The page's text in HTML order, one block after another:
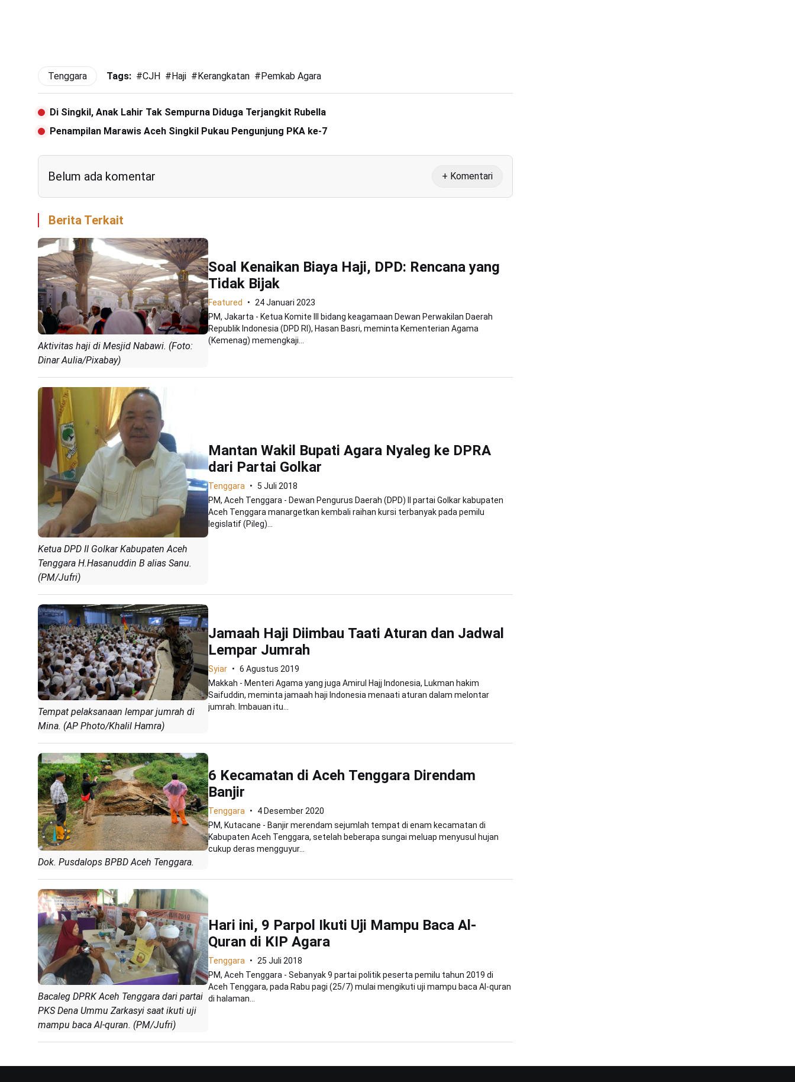
Tenggara Tags: #CJH # Haji # Kerangkatan # Pemkab Agara
Di Singkil, Anak Lahir Tak Sempurna Diduga Terjangkit Rubella
Penampilan Marawis Aceh Singkil Pukau Pengunjung PKA ke-7
Belum ada komentar + Komentari
Berita Terkait
Aktivitas haji di Mesjid Nabawi. (Foto:
Dinar Aulia/Pixabay)
Soal Kenaikan Biaya Haji, DPD: Rencana yang
Tidak Bijak
Featured
24 Januari 2023
PM, Jakarta - Ketua Komite III bidang keagamaan Dewan Perwakilan Daerah
Republik Indonesia (DPD RI), Hasan Basri, meminta Kementerian Agama
(Kemenag) memengkaji...
Ketua DPD II Golkar Kabupaten Aceh
Tenggara H.Hasanuddin B alias Sanu.
(PM/Jufri)
Mantan Wakil Bupati Agara Nyaleg ke DPRA
dari Partai Golkar
Tenggara
5 Juli 2018
PM, Aceh Tenggara - Dewan Pengurus Daerah (DPD) II partai Golkar kabupaten
Aceh Tenggara manargetkan kembali raihan kursi terbanyak pada pemilu
legislatif (Pileg)...
Tempat pelaksanaan lempar jumrah di
Mina. (AP Photo/Khalil Hamra)
Jamaah Haji Diimbau Taati Aturan dan Jadwal
Lempar Jumrah
Syiar
6 Agustus 2019
Makkah - Menteri Agama yang juga Amirul Hajj Indonesia, Lukman hakim
Saifuddin, meminta jamaah haji Indonesia menaati aturan dalam melontar
jumrah. Imbauan itu...
Dok. Pusdalops BPBD Aceh Tenggara.
6 Kecamatan di Aceh Tenggara Direndam
Banjir
Tenggara
4 Desember 2020
PM, Kutacane - Banjir merendam sejumlah tempat di enam kecamatan di
Kabupaten Aceh Tenggara, setelah beberapa sungai meluap menyusul hujan
cukup deras mengguyur...
Bacaleg DPRK Aceh Tenggara dari partai
PKS Dena Ummu Zarkasyi saat ikuti uji
mampu baca Al-quran. (PM/Jufri)
Hari ini, 9 Parpol Ikuti Uji Mampu Baca Al-
Quran di KIP Agara
Tenggara
25 Juli 2018
PM, Aceh Tenggara - Sebanyak 9 partai politik peserta pemilu tahun 2019 di
Aceh Tenggara, pada Rabu pagi (25/7) mulai mengikuti uji mampu baca Al-quran
di halaman...